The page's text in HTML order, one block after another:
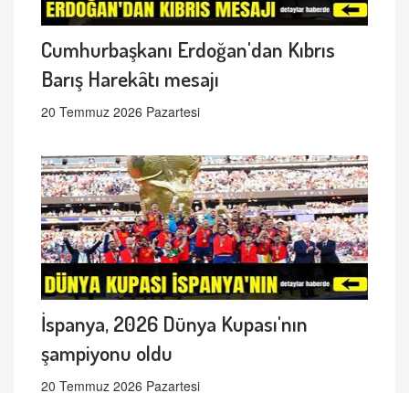
Cumhurbaşkanı Erdoğan'dan Kıbrıs
Barış Harekâtı mesajı
20 Temmuz 2026 Pazartesi
İspanya, 2026 Dünya Kupası'nın
şampiyonu oldu
20 Temmuz 2026 Pazartesi